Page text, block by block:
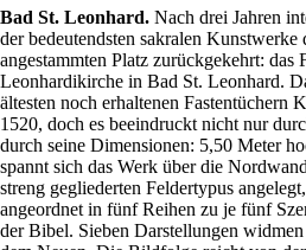
Bad St. Leonhard. Nach drei Jahren
der bedeutendsten sakralen Kunstwerke
angestammten Platz zurückgekehrt: das
Leonhardikirche in Bad St. Leonhard.
ältesten noch erhaltenen Fastentüchern
1520, doch es beeindruckt nicht nur
durch seine Dimensionen: 5,50 Meter
spannt sich das Werk über die
streng gegliederten Feldertypus
angeordnet in fünf Reihen zu je fünf
der Bibel. Sieben Darstellungen